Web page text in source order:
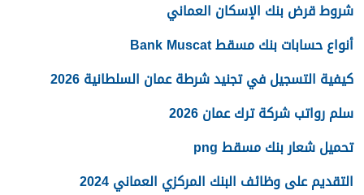
شروط قرض بنك الإسكان العماني
أنواع حسابات بنك مسقط Bank Muscat
كيفية التسجيل في تجنيد شرطة عمان السلطانية 2026
سلم رواتب شركة ترك عمان 2026
تحميل شعار بنك مسقط png
التقديم على وظائف البنك المركزي العماني 2024